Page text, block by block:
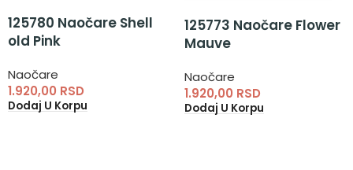
125780 Naočare Shell
old Pink
Naočare
1.920,00 RSD
Dodaj U Korpu
125773 Naočare Flower
Mauve
Naočare
1.920,00 RSD
Dodaj U Korpu